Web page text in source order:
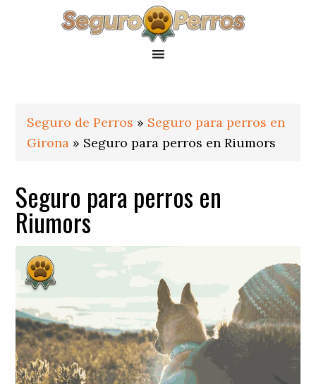
Seguro de Perros » Seguro para perros en
Girona » Seguro para perros en Riumors
Seguro para perros en
Riumors